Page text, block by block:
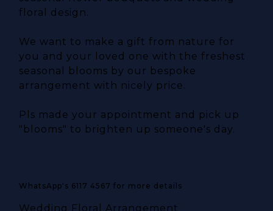
floral design.
We want to make a gift from nature for
you and your loved one with the freshest
seasonal blooms by our bespoke
arrangement with nicely price.
Pls made your appointment and pick up
"blooms" to brighten up someone's day.
WhatsApp's 6117 4567 for more details
Wedding Floral Arrangement